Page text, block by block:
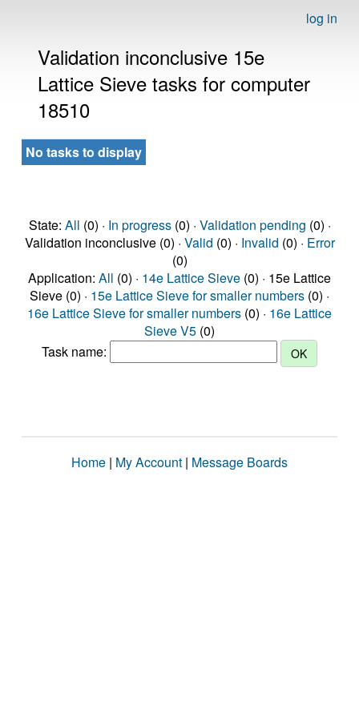
log in
Validation inconclusive 15e
Lattice Sieve tasks for computer
18510
No tasks to display
State: All (0) · In progress(0) · Validation pending (0) ·
Validation inconclusive (0) · Valid (0) · Invalid (0) · Error
(0)
Application: All (0) · 14e Lattice Sieve (0) · 15e Lattice
Sieve (0) · 15e Lattice Sieve for smaller numbers (0) ·
16e Lattice Sieve for smaller numbers (0) · 16e Lattice
Sieve V5 (0)
Task name:
Home | My Account | Message Boards